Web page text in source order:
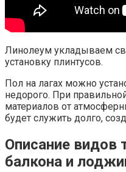
Линолеум укладываем
установку плинтусов.
Пол на лагах можно
недорого. При
материалов от
будет служить долго,
Описание видов
балкона и